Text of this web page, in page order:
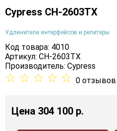
Cypress CH-2603TX
Удлинители интерфейсов и репитеры
Код товара: 4010
Артикул: CH-2603TX
Производитель: Cypress
☆ ☆ ☆ ☆ ☆ 0 отзывов
Цена 304 100 p.